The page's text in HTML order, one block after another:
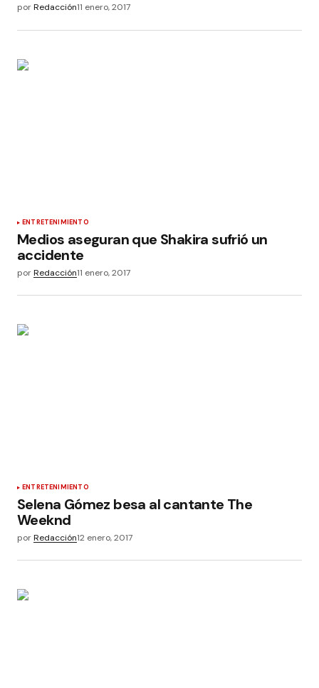
porRedacción11 enero, 2017
ENTRETENIMIENTO
Medios aseguran que Shakira sufrió un
accidente
porRedacción11 enero, 2017
ENTRETENIMIENTO
Selena Gómez besa al cantante The
Weeknd
porRedacción12 enero, 2017